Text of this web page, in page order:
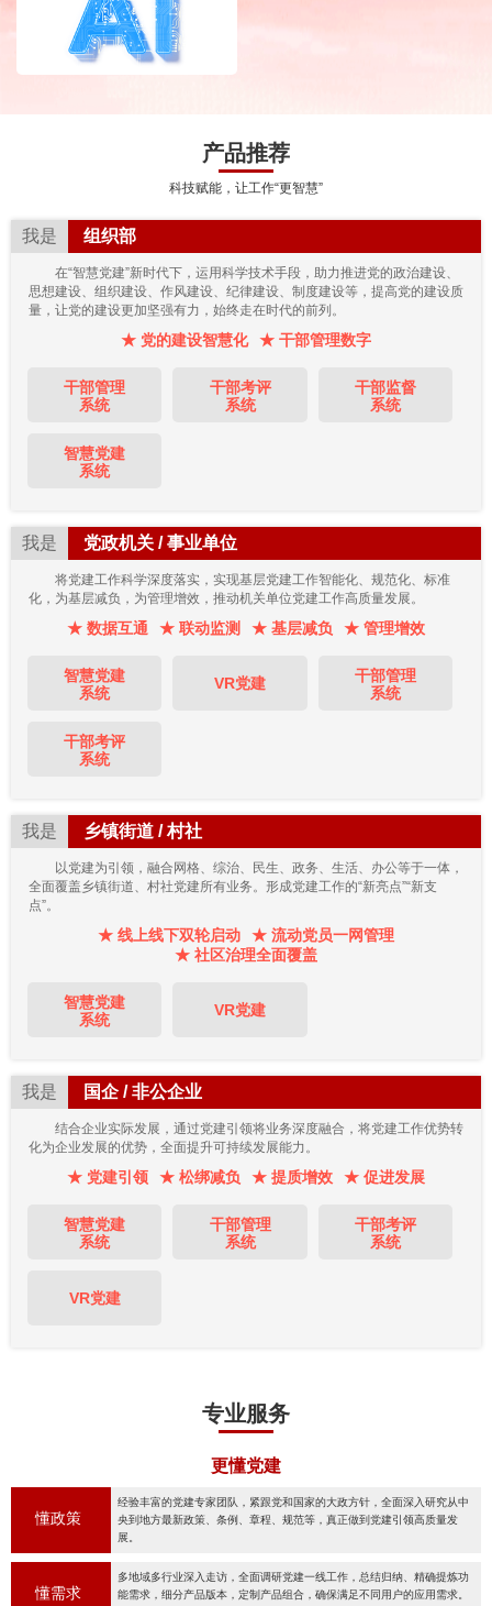
产品推荐
科技赋能，让工作“更智慧”
我是 组织部
在“智慧党建”新时代下，运用科学技术手段，助力推进党的政治建设、
思想建设、组织建设、作风建设、纪律建设、制度建设等，提高党的建设质
量，让党的建设更加坚强有力，始终走在时代的前列。
★ 党的建设智慧化 ★ 干部管理数字
干部管理
系统
干部考评
系统
干部监督
系统
智慧党建
系统
我是 党政机关 / 事业单位
将党建工作科学深度落实，实现基层党建工作智能化、规范化、标准
化，为基层减负，为管理增效，推动机关单位党建工作高质量发展。
★ 数据互通 ★ 联动监测 ★ 基层减负 ★ 管理增效
智慧党建
系统
VR党建
干部管理
系统
干部考评
系统
我是 乡镇街道 / 村社
以党建为引领，融合网格、综治、民生、政务、生活、办公等于一体，
全面覆盖乡镇街道、村社党建所有业务。形成党建工作的“新亮点”“新支
点”。
★ 线上线下双轮启动
★ 流动党员一网管理
★ 社区治理全面覆盖
智慧党建
系统
VR党建
我是 国企 / 非公企业
结合企业实际发展，通过党建引领将业务深度融合，将党建工作优势转
化为企业发展的优势，全面提升可持续发展能力。
★ 党建引领 ★ 松绑减负 ★ 提质增效 ★ 促进发展
智慧党建
系统
干部管理
系统
干部考评
系统
VR党建
专业服务
更懂党建
懂政策
经验丰富的党建专家团队，紧跟党和国家的大政方针，全面深入研究从中
央到地方最新政策、条例、章程、规范等，真正做到党建引领高质量发
展。
懂需求
多地域多行业深入走访，全面调研党建一线工作，总结归纳、精确提炼功
能需求，细分产品版本，定制产品组合，确保满足不同用户的应用需求。